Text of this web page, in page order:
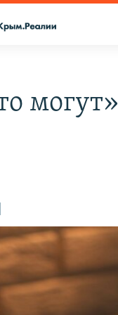
могут»